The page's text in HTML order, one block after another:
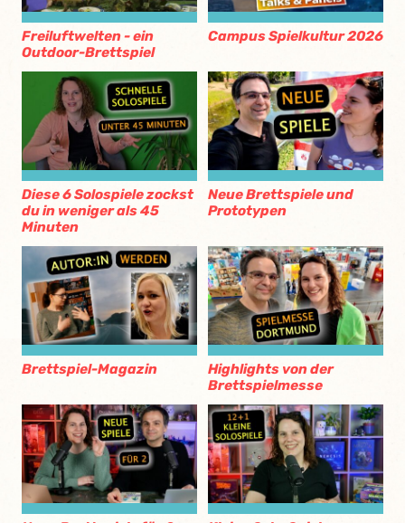
Freiluftwelten - ein
Outdoor-Brettspiel
Campus Spielkultur 2026
Diese 6 Solospiele zockst
du in weniger als 45
Minuten
Neue Brettspiele und
Prototypen
Brettspiel-Magazin
Highlights von der
Brettspielmesse